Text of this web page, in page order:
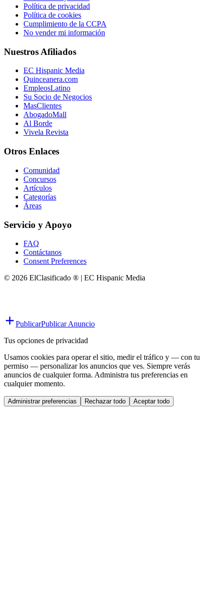
Política de privacidad
Política de cookies
Cumplimiento de la CCPA
No vender mi información
Nuestros Afiliados
EC Hispanic Media
Quinceanera.com
EmpleosLatino
Su Socio de Negocios
MasClientes
AbogadoMall
Al Borde
Vivela Revista
Otros Enlaces
Comunidad
Concursos
Artículos
Categorías
Áreas
Servicio y Apoyo
FAQ
Contáctanos
Consent Preferences
© 2026 ElClasificado ® | EC Hispanic Media
PublicarPublicar Anuncio
Tus opciones de privacidad
Usamos cookies para operar el sitio, medir el tráfico y — con tu
permiso — personalizar los anuncios que ves. Siempre verás
anuncios de cualquier forma. Administra tus preferencias en
cualquier momento.
Administrar preferencias Rechazar todo Aceptar todo